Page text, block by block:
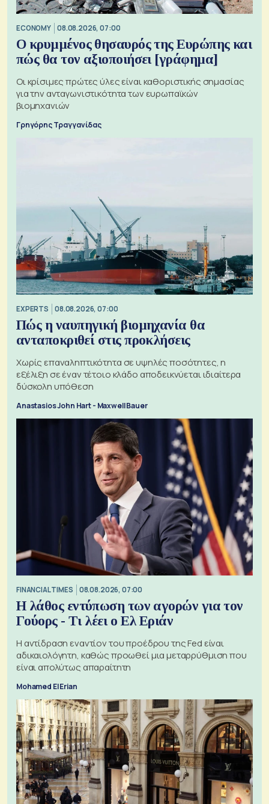
ECONOMY 08.08.2026, 07:00
Ο κρυμμένος θησαυρός της Ευρώπης και
πώς θα τον αξιοποιήσει [γράφημα]
Οι κρίσιμες πρώτες ύλες είναι καθοριστικής σημασίας
για την ανταγωνιστικότητα των ευρωπαϊκών
βιομηχανιών
Γρηγόρης Τραγγανίδας
EXPERTS 08.08.2026, 07:00
Πώς η ναυπηγική βιομηχανία θα
ανταποκριθεί στις προκλήσεις
Χωρίς επαναληπτικότητα σε υψηλές ποσότητες, η
εξέλιξη σε έναν τέτοιο κλάδο αποδεικνύεται ιδιαίτερα
δύσκολη υπόθεση
Anastasios John Hart - Maxwell Bauer
FINANCIAL TIMES 08.08.2026, 07:00
Η λάθος εντύπωση των αγορών για τον
Γούορς - Τι λέει ο Ελ Εριάν
Η αντίδραση εναντίον του προέδρου της Fed είναι
αδικαιολόγητη, καθώς προωθεί μια μεταρρύθμιση που
είναι απολύτως απαραίτητη
Mohamed El Erian